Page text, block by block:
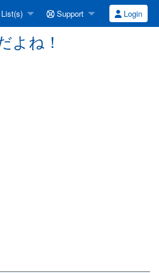
Support Login
よね！